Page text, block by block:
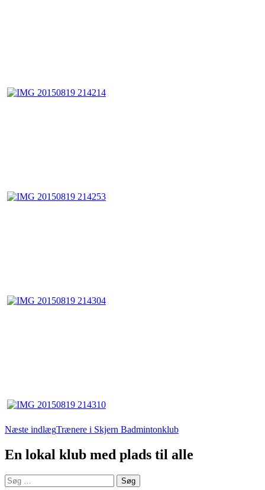
Indlægsnavigation
Næste indlægTrænere i Skjern Badmintonklub
En lokal klub med plads til alle
Søg